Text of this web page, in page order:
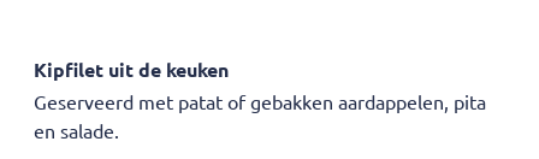
Kipfilet uit de keuken
Geserveerd met patat of gebakken aardappelen, pita
en salade.